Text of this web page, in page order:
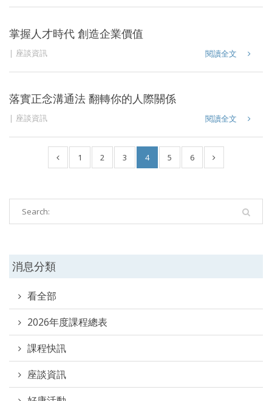
掌握人才時代 創造企業價值
座談資訊 閱讀全文
落實正念溝通法 翻轉你的人際關係
座談資訊 閱讀全文
1 2 3 4 5 6
消息分類
看全部
2026年度課程總表
課程快訊
座談資訊